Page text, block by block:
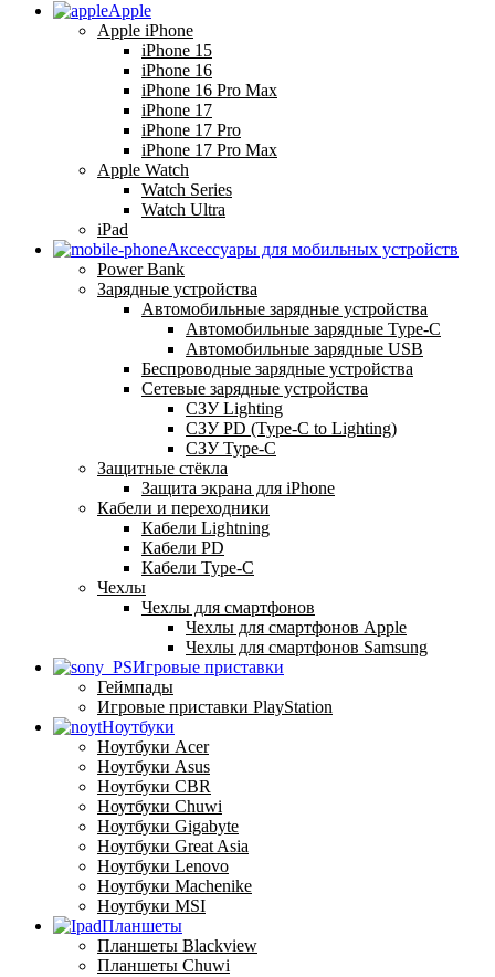
Apple
Apple iPhone
iPhone 15
iPhone 16
iPhone 16 Pro Max
iPhone 17
iPhone 17 Pro
iPhone 17 Pro Max
Apple Watch
Watch Series
Watch Ultra
iPad
Аксессуары для мобильных устройств
Power Bank
Зарядные устройства
Автомобильные зарядные устройства
Автомобильные зарядные Type-C
Автомобильные зарядные USB
Беспроводные зарядные устройства
Сетевые зарядные устройства
СЗУ Lighting
СЗУ PD (Type-C to Lighting)
СЗУ Type-C
Защитные стёкла
Защита экрана для iPhone
Кабели и переходники
Кабели Lightning
Кабели PD
Кабели Type-C
Чехлы
Чехлы для смартфонов
Чехлы для смартфонов Apple
Чехлы для смартфонов Samsung
Игровые приставки
Геймпады
Игровые приставки PlayStation
Ноутбуки
Ноутбуки Acer
Ноутбуки Asus
Ноутбуки CBR
Ноутбуки Chuwi
Ноутбуки Gigabyte
Ноутбуки Great Asia
Ноутбуки Lenovo
Ноутбуки Machenike
Ноутбуки MSI
Планшеты
Планшеты Blackview
Планшеты Chuwi